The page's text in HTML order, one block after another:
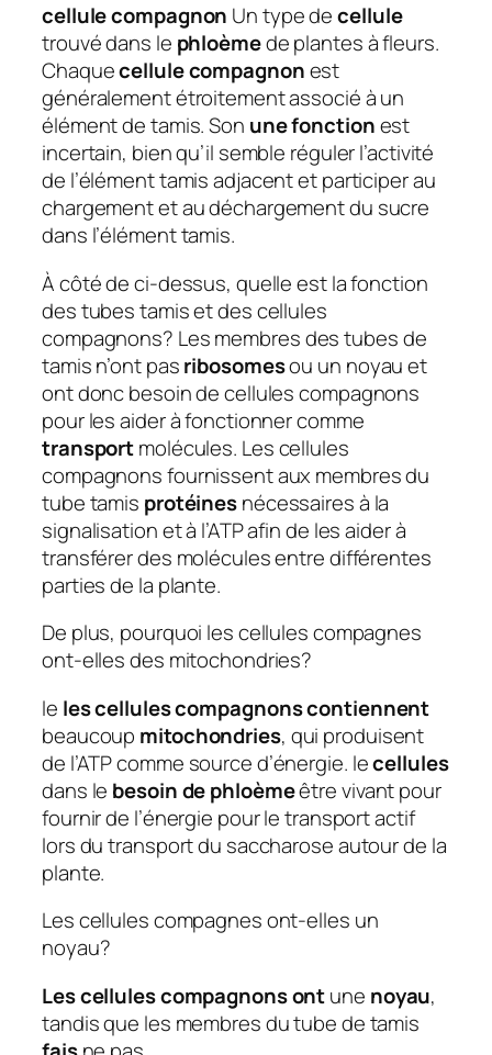
cellule compagnon Un type decellule
trouvé dans le phloèmede plantes à fleurs.
Chaquecellule compagnonest
généralement étroitement associé à un
élément de tamis. Son une fonctionest
incertain, bien qu’il semble réguler l’activité
de l’élément tamis adjacent et participer au
chargement et au déchargement du sucre
dans l’élément tamis.
À côté de ci-dessus, quelle est la fonction
des tubes tamis et des cellules
compagnons? Les membres des tubes de
tamis n’ont pasribosomesou un noyau et
ont donc besoin de cellules compagnons
pour les aider à fonctionner comme
transportmolécules. Les cellules
compagnons fournissent aux membres du
tube tamis protéinesnécessaires à la
signalisation et à l’ATP afin de les aider à
transférer des molécules entre différentes
parties de la plante.
De plus, pourquoi les cellules compagnes
ont-elles des mitochondries?
le les cellules compagnons contiennent
beaucoup mitochondries, qui produisent
de l’ATP comme source d’énergie. lecellules
dans le besoin de phloèmeêtre vivant pour
fournir de l’énergie pour le transport actif
lors du transport du saccharose autour de la
plante.
Les cellules compagnes ont-elles un
noyau?
Les cellules compagnons ontune noyau,
tandis que les membres du tube de tamis